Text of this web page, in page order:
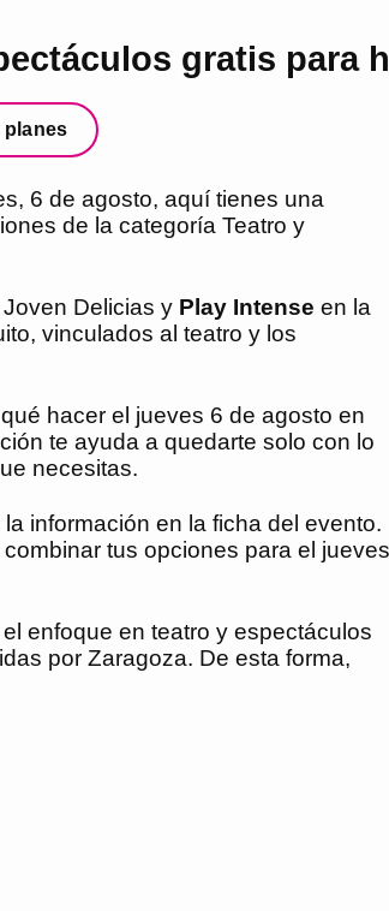
gratis para
planes
6 de agosto, aquí tienes una
de la categoría Teatro y
Delicias y Play Intense en la
vinculados al teatro y los
hacer el jueves 6 de agosto en
te ayuda a quedarte solo con lo
necesitas.
información en la ficha del evento.
tus opciones para el jueves
enfoque en teatro y espectáculos
por Zaragoza. De esta forma,